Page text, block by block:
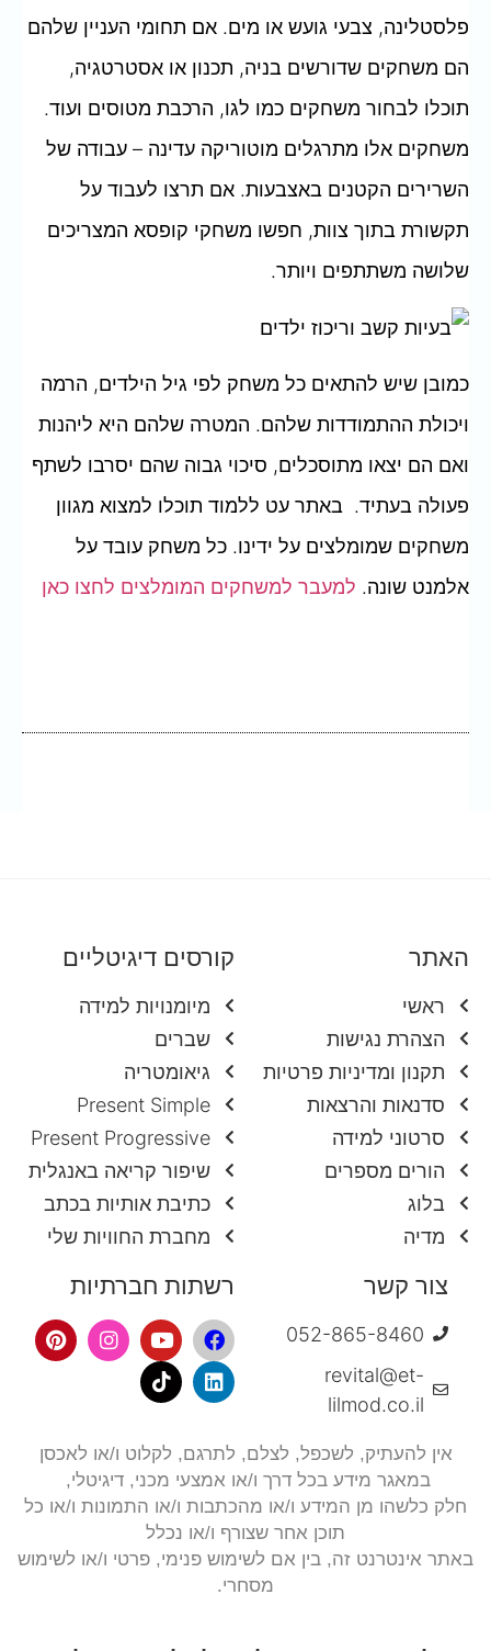
פלסטלינה, צבעי גועש או מים. אם תחומי העניין שלהם
הם משחקים שדורשים בניה, תכנון או אסטרטגיה,
תוכלו לבחור משחקים כמו לגו, הרכבת מטוסים ועוד.
משחקים אלו מתרגלים מוטוריקה עדינה – עבודה של
השרירים הקטנים באצבעות. אם תרצו לעבוד על
תקשורת בתוך צוות, חפשו משחקי קופסא המצריכים
שלושה משתתפים ויותר.
כמובן שיש להתאים כל משחק לפי גיל הילדים, הרמה
ויכולת ההתמודדות שלהם. המטרה שלהם היא ליהנות
ואם הם יצאו מתוסכלים, סיכוי גבוה שהם יסרבו לשתף
פעולה בעתיד. באתר עט ללמוד תוכלו למצוא מגוון
משחקים שמומלצים על ידינו. כל משחק עובד על
אלמנט שונה. למעבר למשחקים המומלצים לחצו כאן
האתר
ראשי
הצהרת נגישות
תקנון ומדיניות פרטיות
סדנאות והרצאות
סרטוני למידה
הורים מספרים
בלוג
מדיה
קורסים דיגיטליים
מיומנויות למידה
שברים
גיאומטריה
Present Simple
Present Progressive
שיפור קריאה באנגלית
כתיבת אותיות בכתב
מחברת החוויות שלי
צור קשר
052-865-8460
revital@et-
lilmod.co.il
רשתות חברתיות
אין להעתיק, לשכפל, לצלם, לתרגם, לקלוט ו/או לאכסן
במאגר מידע בכל דרך ו/או אמצעי מכני, דיגיטלי,
חלק כלשהו מן המידע ו/או מהכתבות ו/או התמונות ו/או כל
תוכן אחר שצורף ו/או נכלל
באתר אינטרנט זה, בין אם לשימוש פנימי, פרטי ו/או לשימוש
מסחרי.